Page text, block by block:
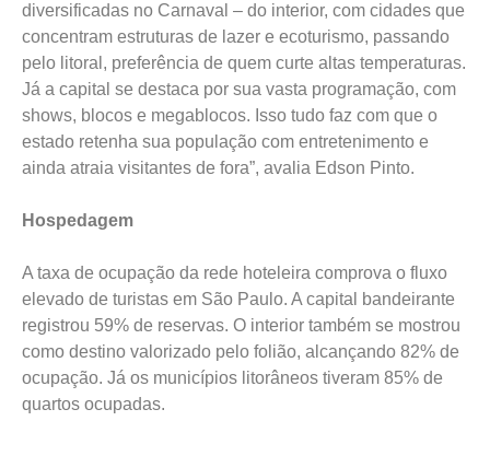
diversificadas no Carnaval – do interior, com cidades que
concentram estruturas de lazer e ecoturismo, passando
pelo litoral, preferência de quem curte altas temperaturas.
Já a capital se destaca por sua vasta programação, com
shows, blocos e megablocos. Isso tudo faz com que o
estado retenha sua população com entretenimento e
ainda atraia visitantes de fora”, avalia Edson Pinto.
Hospedagem
A taxa de ocupação da rede hoteleira comprova o fluxo
elevado de turistas em São Paulo. A capital bandeirante
registrou 59% de reservas. O interior também se mostrou
como destino valorizado pelo folião, alcançando 82% de
ocupação. Já os municípios litorâneos tiveram 85% de
quartos ocupadas.